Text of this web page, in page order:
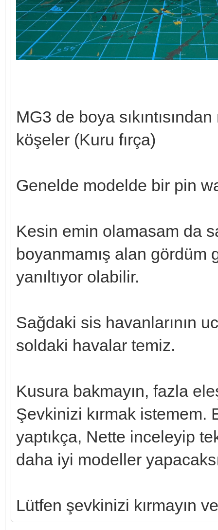
MG3 de boya
köşeler (Kuru fırça)
Genelde modelde bir pin
Kesin emin olamasam da
boyanmamış alan gördüm
yanıltıyor olabilir.
Sağdaki sis havanlarının
soldaki havalar temiz.
Kusura bakmayın, fazla
Şevkinizi kırmak istemem.
yaptıkça, Nette inceleyip
daha iyi modeller
Lütfen şevkinizi kırmayın